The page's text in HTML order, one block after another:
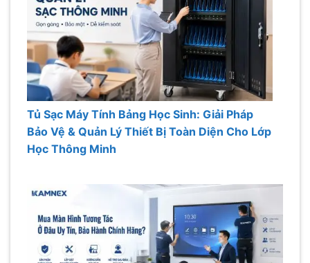
Tủ Sạc Máy Tính Bảng Học Sinh: Giải Pháp
Bảo Vệ & Quản Lý Thiết Bị Toàn Diện Cho Lớp
Học Thông Minh